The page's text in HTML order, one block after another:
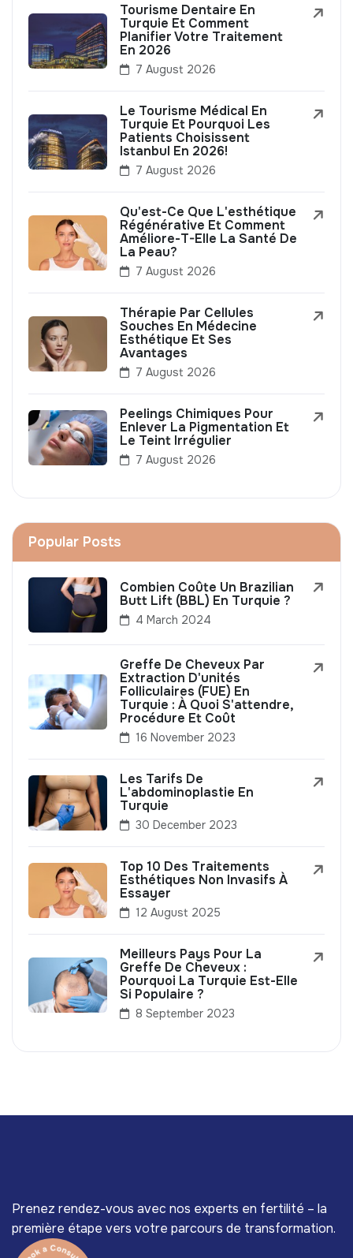
Tourisme Dentaire En
Turquie Et Comment
Planifier Votre Traitement
En 2026
7 August 2026
Le Tourisme Médical En
Turquie Et Pourquoi Les
Patients Choisissent
Istanbul En 2026!
7 August 2026
Qu'est-Ce Que L'esthétique
Régénérative Et Comment
Améliore-T-Elle La Santé De
La Peau?
7 August 2026
Thérapie Par Cellules
Souches En Médecine
Esthétique Et Ses
Avantages
7 August 2026
Peelings Chimiques Pour
Enlever La Pigmentation Et
Le Teint Irrégulier
7 August 2026
Popular Posts
Combien Coûte Un Brazilian
Butt Lift (BBL) En Turquie ?
4 March 2024
Greffe De Cheveux Par
Extraction D'unités
Folliculaires (FUE) En
Turquie : À Quoi S'attendre,
Procédure Et Coût
16 November 2023
Les Tarifs De
L'abdominoplastie En
Turquie
30 December 2023
Top 10 Des Traitements
Esthétiques Non Invasifs À
Essayer
12 August 2025
Meilleurs Pays Pour La
Greffe De Cheveux :
Pourquoi La Turquie Est-Elle
Si Populaire ?
8 September 2023
Prenez rendez-vous avec nos experts en fertilité – la
première étape vers votre parcours de transformation.